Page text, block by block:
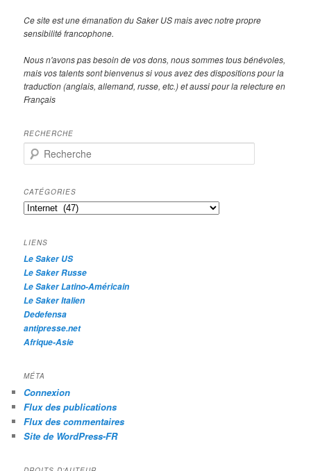
Ce site est une émanation du Saker US mais avec notre propre
sensibilité francophone.
Nous n'avons pas besoin de vos dons, nous sommes tous bénévoles,
mais vos talents sont bienvenus si vous avez des dispositions pour la
traduction (anglais, allemand, russe, etc.) et aussi pour la relecture en
Français
RECHERCHE
e
h
e
r
h
e
CATÉGORIES
Catégories
LIENS
Le Saker US
Le Saker Russe
Le Saker Latino-Américain
Le Saker Italien
Dedefensa
antipresse.net
Afrique-Asie
MÉTA
Connexion
Flux des publications
Flux des commentaires
Site de WordPress-FR